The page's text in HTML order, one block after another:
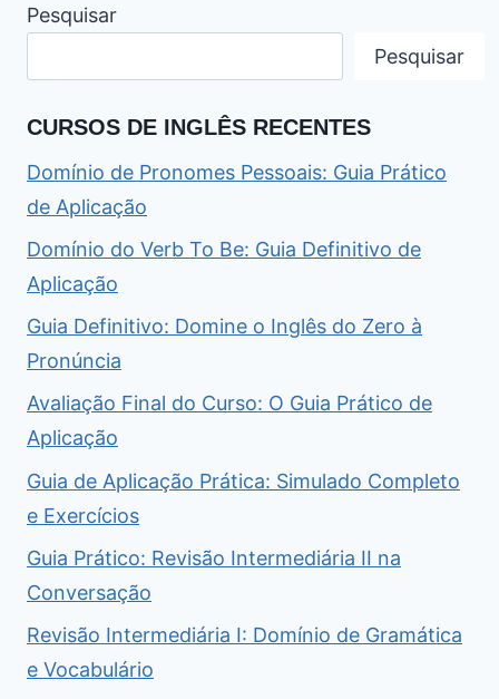
Pesquisar
Pesquisar
CURSOS DE INGLÊS RECENTES
Domínio de Pronomes Pessoais: Guia Prático
de Aplicação
Domínio do Verb To Be: Guia Definitivo de
Aplicação
Guia Definitivo: Domine o Inglês do Zero à
Pronúncia
Avaliação Final do Curso: O Guia Prático de
Aplicação
Guia de Aplicação Prática: Simulado Completo
e Exercícios
Guia Prático: Revisão Intermediária II na
Conversação
Revisão Intermediária I: Domínio de Gramática
e Vocabulário